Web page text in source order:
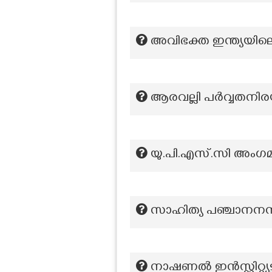
അവിഭക്ത
ആരവല്ലി
യു.പി.എസ്.സി
സാഹിത്യ
നാഷണൽ